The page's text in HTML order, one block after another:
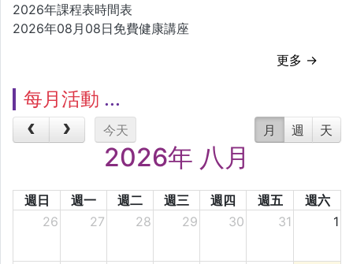
2026年課程表時間表
2026年08月08日免費健康講座
更多 →
每月活動
今天 月 週 天
2026年 八月
週日 週一 週二 週三 週四 週五
週六
26
27 28 29 30 31 1